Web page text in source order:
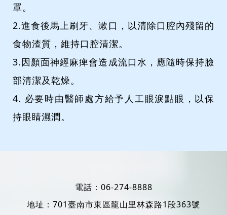
罩。
2.進食後馬上刷牙、漱口，以清除口腔內殘留的
食物渣質，維持口腔清潔。
3.因顏面神經麻痺會造成流口水，應隨時保持臉
部清潔及乾燥。
4. 必要時由醫師處方給予人工眼淚點眼，以保
持眼睛濕潤。
電話： 06-274-8888
地址： 701臺南市東區龍山里林森路1段363號